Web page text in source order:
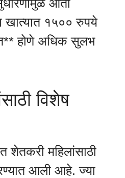
आता
खात्यात १५०० रुपये
होणे अधिक सुलभ
विशेष
शेतकरी महिलांसाठी
आली आहे. ज्या